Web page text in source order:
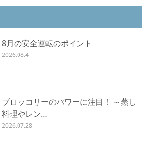
8月の安全運転のポイント
2026.08.4
ブロッコリーのパワーに注目！ ～蒸し
料理やレン…
2026.07.28